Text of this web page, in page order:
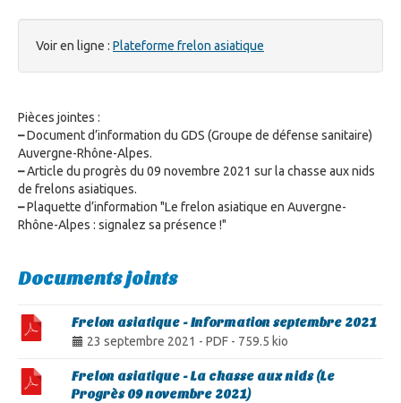
Voir en ligne : Plateforme frelon asiatique
Pièces jointes :
–Document d’information du GDS (Groupe de défense sanitaire)
Auvergne-Rhône-Alpes.
–Article du progrès du 09 novembre 2021 sur la chasse aux nids
de frelons asiatiques.
–Plaquette d’information "Le frelon asiatique en Auvergne-
Rhône-Alpes : signalez sa présence !"
Documents joints
Frelon asiatique - Information septembre 2021
23 septembre 2021 - PDF - 759.5 kio
Frelon asiatique - La chasse aux nids (Le
Progrès 09 novembre 2021)